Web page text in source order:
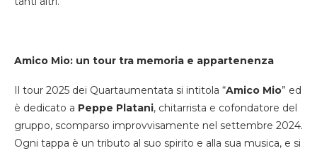
Amico Mio: un tour tra memoria e appartenenza
Il tour 2025 dei Quartaumentata si intitola “Amico Mio” ed
è dedicato a Peppe Platani, chitarrista e cofondatore del
gruppo, scomparso improvvisamente nel settembre 2024.
Ogni tappa è un tributo al suo spirito e alla sua musica, e si